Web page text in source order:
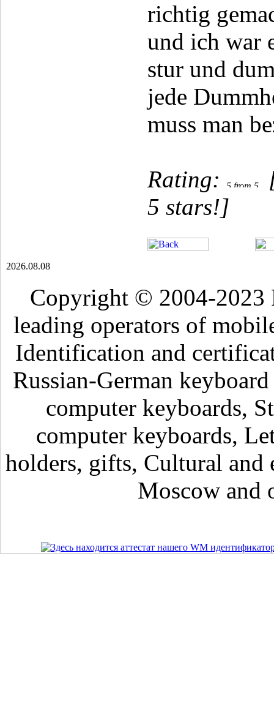
richtig
und ich war
stur und
jede
muss man
Rating:
5 stars!]
2026.08.08
Copyright © 2004-2023
leading operators of
Identification and
Russian-German
computer keyboards,
computer keyboards,
holders, gifts, Cultural and
Moscow and